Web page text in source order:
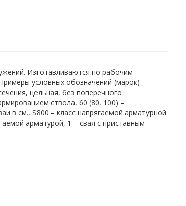
Изготавливаются по рабочим
условных обозначений (марок)
цельная, без поперечного
ствола, 60 (80, 100) –
в см., S800 – класс напрягаемой арматурной
арматурой, 1 – свая с приставным